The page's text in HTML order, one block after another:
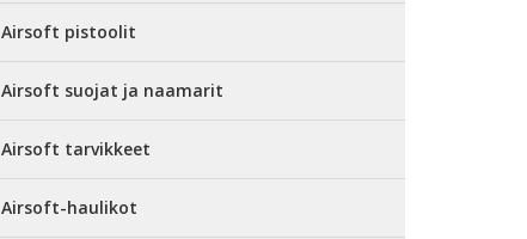
Airsoft pistoolit
Airsoft suojat ja naamarit
Airsoft tarvikkeet
Airsoft-haulikot